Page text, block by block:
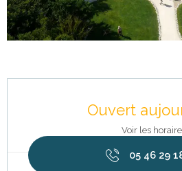
Ouvert
Voir les
05 46 29